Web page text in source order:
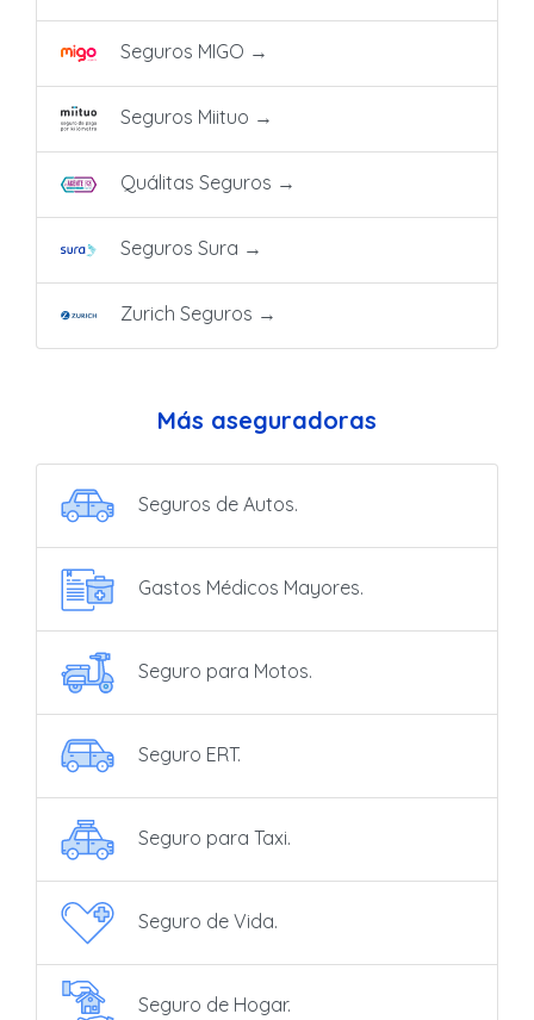
Seguros MIGO →
Seguros Miituo →
Quálitas Seguros →
Seguros Sura →
Zurich Seguros →
Más aseguradoras
Seguros de Autos.
Gastos Médicos Mayores.
Seguro para Motos.
Seguro ERT.
Seguro para Taxi.
Seguro de Vida.
Seguro de Hogar.